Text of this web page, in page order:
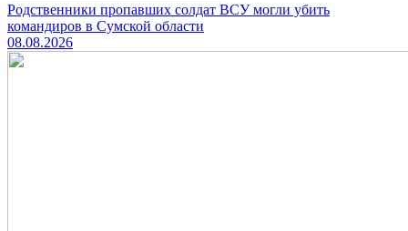
Родственники пропавших солдат ВСУ могли убить
командиров в Сумской области
08.08.2026